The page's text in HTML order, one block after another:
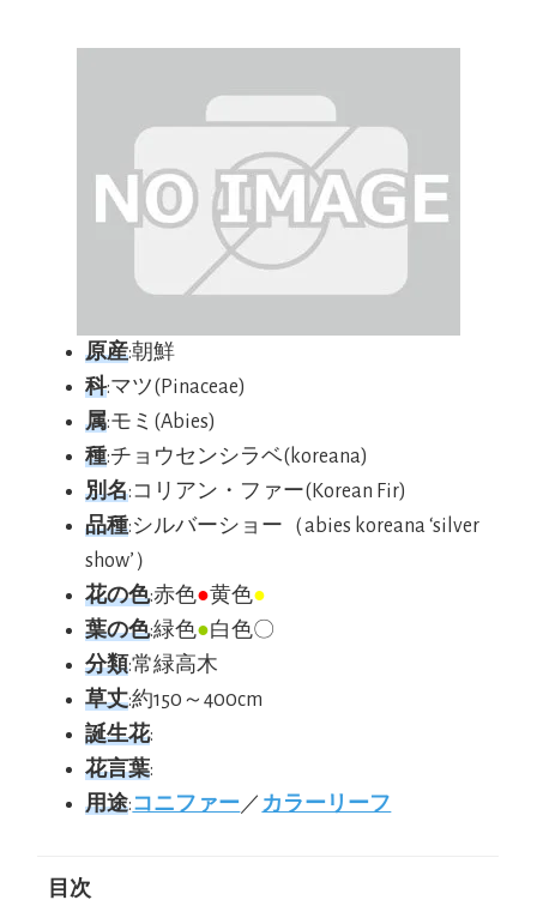
原産:朝鮮
科:マツ(Pinaceae)
属:モミ(Abies)
種:チョウセンシラベ(koreana)
別名:コリアン・ファー(Korean Fir)
品種:シルバーショー（abies koreana ‘silver
show’）
花の色:赤色●黄色●
葉の色:緑色●白色〇
分類:常緑高木
草丈:約150～400cm
誕生花:
花言葉:
用途:コニファー ／ カラーリーフ
目次